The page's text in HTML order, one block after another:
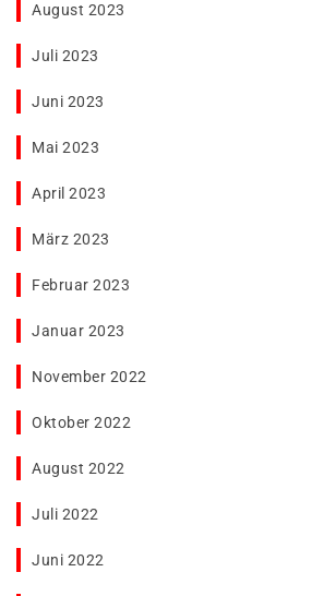
August 2023
Juli 2023
Juni 2023
Mai 2023
April 2023
März 2023
Februar 2023
Januar 2023
November 2022
Oktober 2022
August 2022
Juli 2022
Juni 2022